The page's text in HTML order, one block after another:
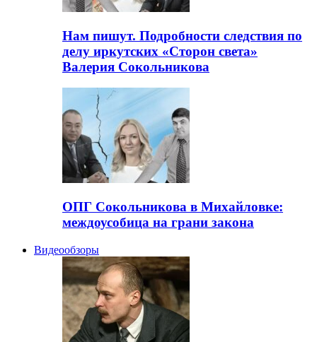
Нам пишут. Подробности следствия по
делу иркутских «Сторон света»
Валерия Сокольникова
ОПГ Сокольникова в Михайловке:
междоусобица на грани закона
Видеообзоры